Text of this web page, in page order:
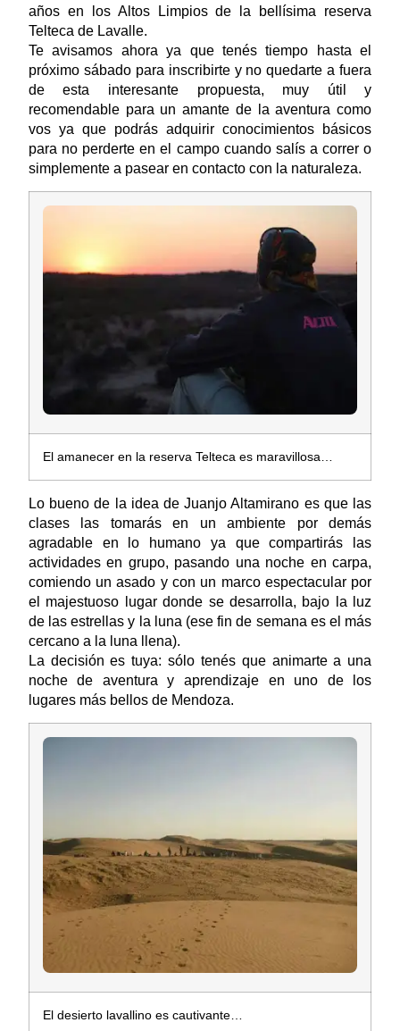
años en los Altos Limpios de la bellísima reserva
Telteca de Lavalle.
Te avisamos ahora ya que tenés tiempo hasta el
próximo sábado para inscribirte y no quedarte a fuera
de esta interesante propuesta, muy útil y
recomendable para un amante de la aventura como
vos ya que podrás adquirir conocimientos básicos
para no perderte en el campo cuando salís a correr o
simplemente a pasear en contacto con la naturaleza.
El amanecer en la reserva Telteca es maravillosa…
Lo bueno de la idea de Juanjo Altamirano es que las
clases las tomarás en un ambiente por demás
agradable en lo humano ya que compartirás las
actividades en grupo, pasando una noche en carpa,
comiendo un asado y con un marco espectacular por
el majestuoso lugar donde se desarrolla, bajo la luz
de las estrellas y la luna (ese fin de semana es el más
cercano a la luna llena).
La decisión es tuya: sólo tenés que animarte a una
noche de aventura y aprendizaje en uno de los
lugares más bellos de Mendoza.
El desierto lavallino es cautivante…